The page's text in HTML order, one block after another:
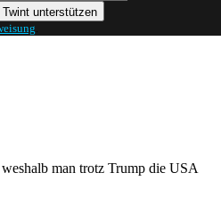
Twint unterstützen
man trotz Trump die USA